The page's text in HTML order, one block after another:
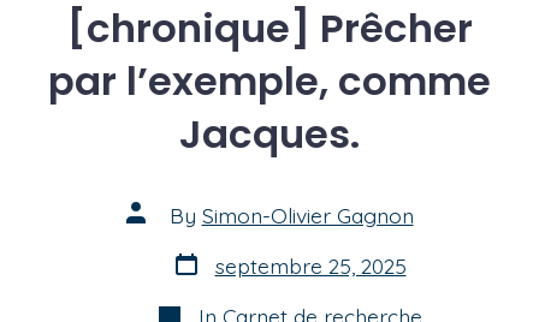
[chronique] Prêcher
par l’exemple, comme
Jacques.
Post
author
By Simon-Olivier Gagnon
Post
date
septembre 25, 2025
Categories
In Carnet de recherche